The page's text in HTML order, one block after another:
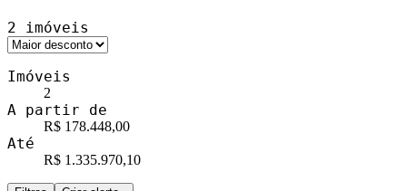
2 imóveis
Imóveis
2
A partir de
R$ 178.448,00
Até
R$ 1.335.970,10